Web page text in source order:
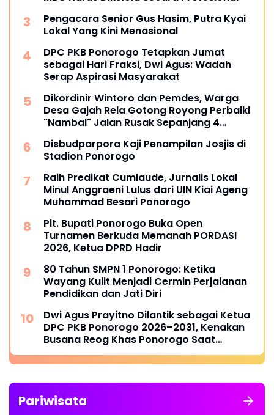
Pengacara Senior Gus Hasim, Putra Kyai
Lokal Yang Kini Menasional
DPC PKB Ponorogo Tetapkan Jumat
sebagai Hari Fraksi, Dwi Agus: Wadah
Serap Aspirasi Masyarakat
Dikordinir Wintoro dan Pemdes, Warga
Desa Gajah Rela Gotong Royong Perbaiki
"Nambal" Jalan Rusak Sepanjang 4
Disbudparpora Kaji Penampilan Josjis di
Stadion Ponorogo
Raih Predikat Cumlaude, Jurnalis Lokal
Minul Anggraeni Lulus dari UIN Kiai Ageng
Muhammad Besari Ponorogo
Plt. Bupati Ponorogo Buka Open
Turnamen Berkuda Memanah PORDASI
2026, Ketua DPRD Hadir
80 Tahun SMPN 1 Ponorogo: Ketika
Wayang Kulit Menjadi Cermin Perjalanan
Pendidikan dan Jati Diri
Dwi Agus Prayitno Dilantik sebagai Ketua
DPC PKB Ponorogo 2026–2031, Kenakan
Busana Reog Khas Ponorogo Saat
Pelantikan
Pariwisata